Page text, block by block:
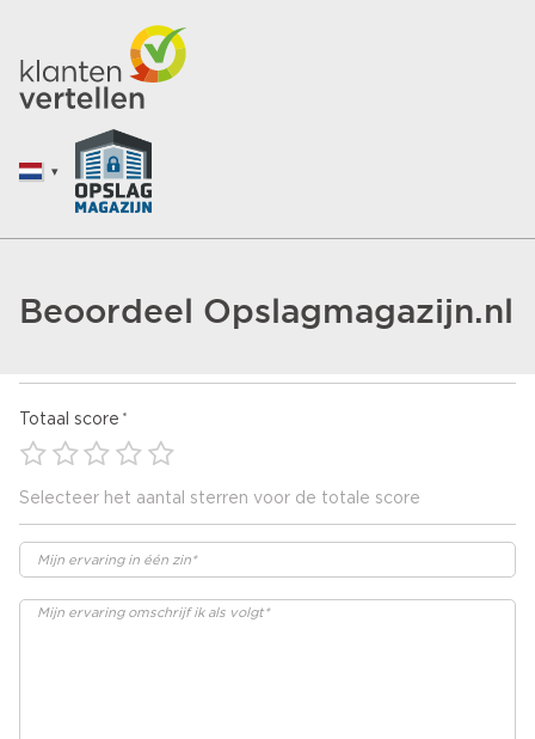
Beoordeel Opslagmagazijn.nl
Totaal score
Selecteer het aantal sterren voor de totale score